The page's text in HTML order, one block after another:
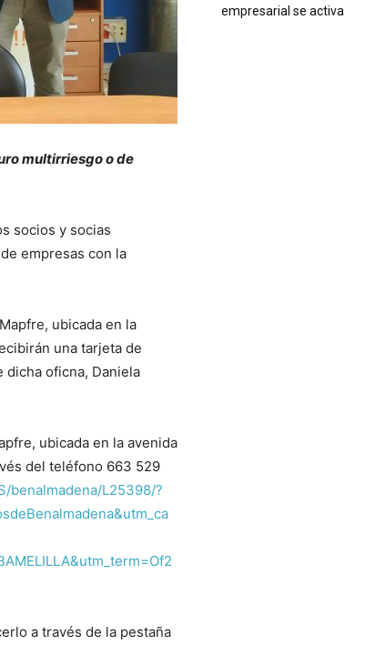
multirriesgo o de
socios y socias
empresas con la
ubicada en la
una tarjeta de
dicha oficna, Daniela
ubicada en la avenida
del teléfono 663 529
benalmadena/L25398/?
a través de la pestaña
empresarial se activa